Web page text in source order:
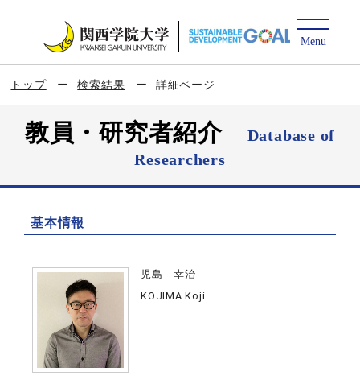
トップ 検索結果 詳細ページ
教員・研究者紹介
Database of
Researchers
基本情報
児島 幸治
KOJIMA Koji